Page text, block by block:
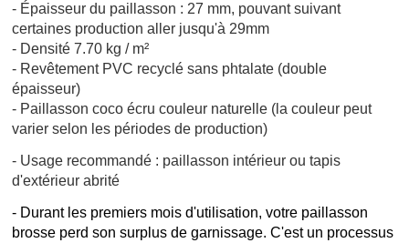
- Épaisseur du paillasson : 27 mm, pouvant suivant
certaines production aller jusqu'à 29mm
- Densité 7.70 kg / m²
- Revêtement PVC recyclé sans phtalate (double
épaisseur)
- Paillasson coco écru couleur naturelle (la couleur peut
varier selon les périodes de production)
- Usage recommandé : paillasson intérieur ou tapis
d'extérieur abrité
- Durant les premiers mois d'utilisation, votre paillasson
brosse perd son surplus de garnissage. C'est un processus